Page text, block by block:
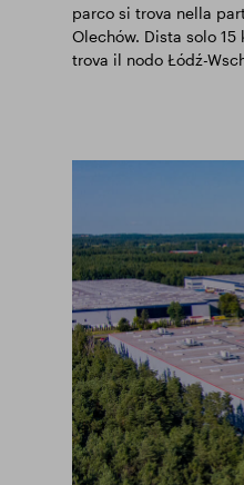
parco si trova nella
Olechów. Dista solo
trova il nodo Łódź-